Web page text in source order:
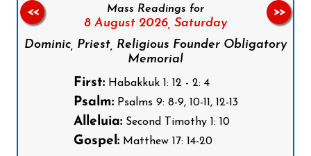
Mass Readings for
8 August 2026, Saturday
Dominic, Priest, Religious Founder Obligatory
Memorial
First:Habakkuk 1: 12 - 2: 4
Psalm:Psalms 9: 8-9, 10-11, 12-13
Alleluia:Second Timothy 1: 10
Gospel:Matthew 17: 14-20
<< >>